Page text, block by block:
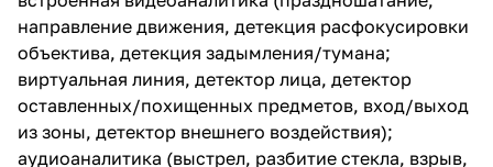
виртуальная линия, детектор
лица, детектор оставленных/
похищенных предметов, вход/
выход из зоны, детектор
внешнего воздействия);
аудиоаналитика (выстрел,
разбитие стекла, взрыв,
громкий крик); цифровой PTZ
направление движения, детекция расфокусировки
объектива, детекция задымления/тумана;
виртуальная линия, детектор лица, детектор
оставленных/похищенных предметов, вход/выход
из зоны, детектор внешнего воздействия);
аудиоаналитика (выстрел, разбитие стекла, взрыв,